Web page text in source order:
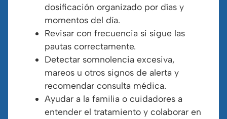
dosificación organizado por días y
momentos del día.
Revisar con frecuencia si sigue las
pautas correctamente.
Detectar somnolencia excesiva,
mareos u otros signos de alerta y
recomendar consulta médica.
Ayudar a la familia o cuidadores a
entender el tratamiento y colaborar en